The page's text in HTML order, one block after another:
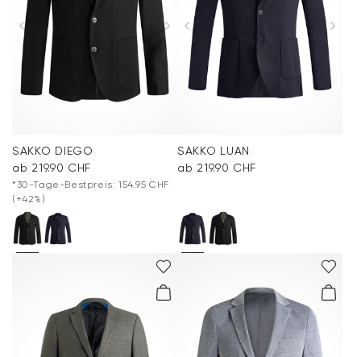
SAKKO DIEGO
ab 219.90 CHF
*30-Tage-Bestpreis: 154.95 CHF
(+42%)
SAKKO LUAN
ab 219.90 CHF